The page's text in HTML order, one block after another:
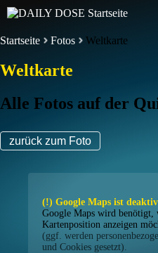
Startseite Fotos Weltkarte
Weltkarte
Alle Fotos auf der
zurück zum Foto
(!) Google Maps ist
Google Maps wird benötigt,
Kartenposition anzeigen
(ggf. werden
und Cookies gesetzt).